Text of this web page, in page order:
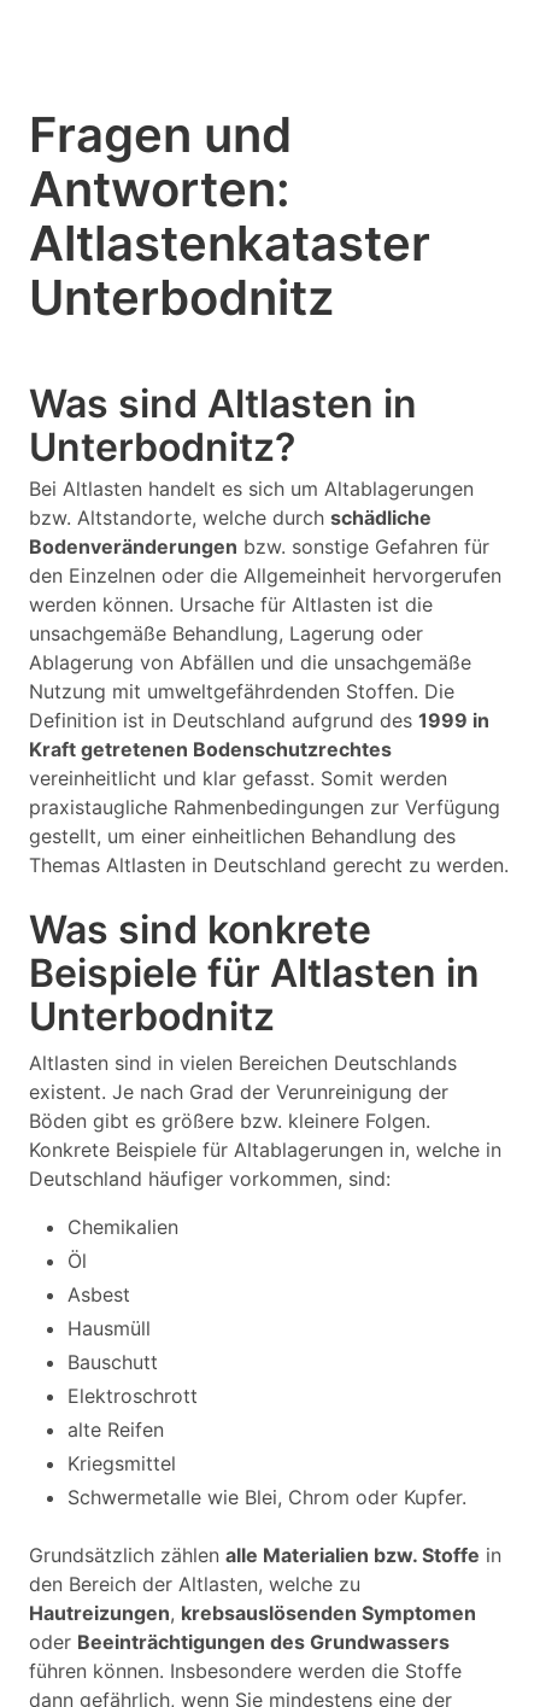
Fragen und
Antworten:
Altlastenkataster
Unterbodnitz
Was sind Altlasten in
Unterbodnitz?
Bei Altlasten handelt es sich um Altablagerungen
bzw. Altstandorte, welche durch schädliche
Bodenveränderungen bzw. sonstige Gefahren für
den Einzelnen oder die Allgemeinheit hervorgerufen
werden können. Ursache für Altlasten ist die
unsachgemäße Behandlung, Lagerung oder
Ablagerung von Abfällen und die unsachgemäße
Nutzung mit umweltgefährdenden Stoffen. Die
Definition ist in Deutschland aufgrund des 1999 in
Kraft getretenen Bodenschutzrechtes
vereinheitlicht und klar gefasst. Somit werden
praxistaugliche Rahmenbedingungen zur Verfügung
gestellt, um einer einheitlichen Behandlung des
Themas Altlasten in Deutschland gerecht zu werden.
Was sind konkrete
Beispiele für Altlasten in
Unterbodnitz
Altlasten sind in vielen Bereichen Deutschlands
existent. Je nach Grad der Verunreinigung der
Böden gibt es größere bzw. kleinere Folgen.
Konkrete Beispiele für Altablagerungen in, welche in
Deutschland häufiger vorkommen, sind:
Chemikalien
Öl
Asbest
Hausmüll
Bauschutt
Elektroschrott
alte Reifen
Kriegsmittel
Schwermetalle wie Blei, Chrom oder Kupfer.
Grundsätzlich zählen alle Materialien bzw. Stoffe in
den Bereich der Altlasten, welche zu
Hautreizungen, krebsauslösenden Symptomen
oder Beeinträchtigungen des Grundwassers
führen können. Insbesondere werden die Stoffe
dann gefährlich, wenn Sie mindestens eine der